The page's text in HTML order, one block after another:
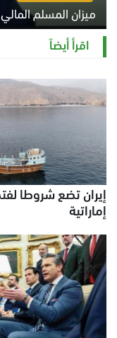
ميزان المسلم
السبت 8 أغسطس 2026 11:21 ص
اقرأ أيضاً
إيران تضع شروطا
إماراتية